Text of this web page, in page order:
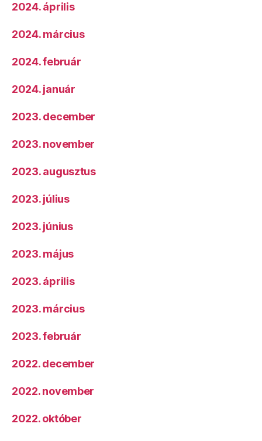
2024. április
2024. március
2024. február
2024. január
2023. december
2023. november
2023. augusztus
2023. július
2023. június
2023. május
2023. április
2023. március
2023. február
2022. december
2022. november
2022. október